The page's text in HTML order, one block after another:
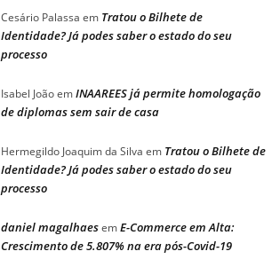
Cesário Palassa em Tratou o Bilhete de
Identidade? Já podes saber o estado do seu
processo
Isabel JoãoemINAAREES já permite homologação
de diplomas sem sair de casa
Hermegildo Joaquim da Silva em Tratou o Bilhete de
Identidade? Já podes saber o estado do seu
processo
daniel magalhaesemE-Commerce em Alta:
Crescimento de 5.807% na era pós-Covid-19